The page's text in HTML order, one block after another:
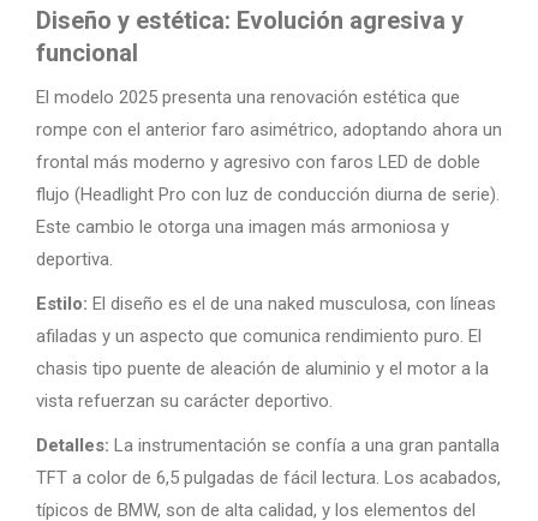
Diseño y estética: Evolución agresiva y
funcional
El modelo 2025 presenta una renovación estética que
rompe con el anterior faro asimétrico, adoptando ahora un
frontal más moderno y agresivo con faros LED de doble
flujo (Headlight Pro con luz de conducción diurna de serie).
Este cambio le otorga una imagen más armoniosa y
deportiva.
Estilo: El diseño es el de una naked musculosa, con líneas
afiladas y un aspecto que comunica rendimiento puro. El
chasis tipo puente de aleación de aluminio y el motor a la
vista refuerzan su carácter deportivo.
Detalles: La instrumentación se confía a una gran pantalla
TFT a color de 6,5 pulgadas de fácil lectura. Los acabados,
típicos de BMW, son de alta calidad, y los elementos del